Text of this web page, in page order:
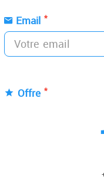
Email *
Offre *